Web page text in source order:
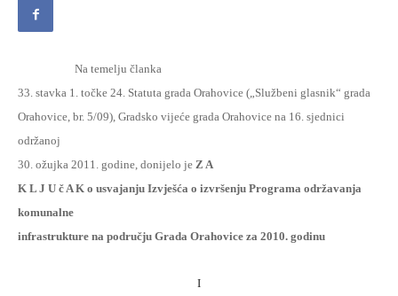
Na temelju članka
33. stavka 1. točke 24. Statuta grada Orahovice („Službeni glasnik“ grada
Orahovice, br. 5/09), Gradsko vijeće grada Orahovice na 16. sjednici
održanoj
30. ožujka 2011. godine, donijelo je Z A
K L J U č A K o usvajanju Izvješća o izvršenju Programa održavanja
komunalne
infrastrukture na području Grada Orahovice za 2010. godinu
I